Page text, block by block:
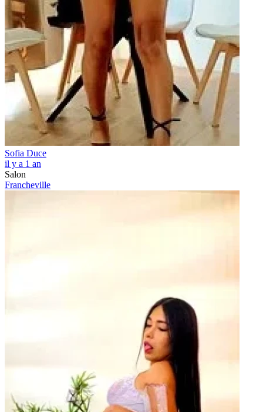
Sofia Duce
il y a 1 an
Salon
Francheville